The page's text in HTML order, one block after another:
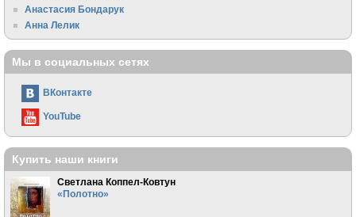
Анастасия Бондарук
Анна Лелик
Мы в социальных сетях
ВКонтакте
YouTube
Купить наши книги
Светлана Коппел-Ковтун
«Полотно»